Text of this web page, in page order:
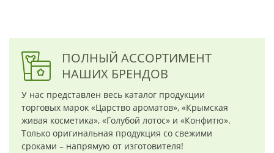
ПОЛНЫЙ АССОРТИМЕНТ
НАШИХ БРЕНДОВ
У нас представлен весь каталог продукции
торговых марок «Царство ароматов», «Крымская
живая косметика», «Голубой лотос» и «Конфитю».
Только оригинальная продукция со свежими
сроками – напрямую от изготовителя!